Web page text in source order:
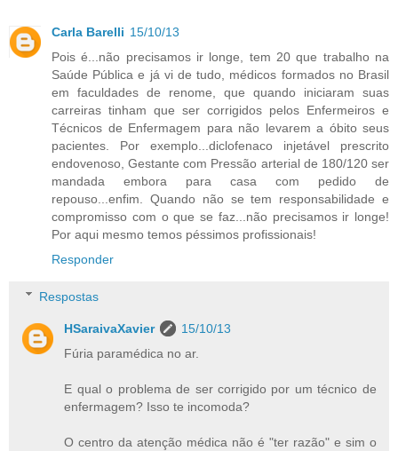
Carla Barelli 15/10/13
Pois é...não precisamos ir longe, tem 20 que trabalho na
Saúde Pública e já vi de tudo, médicos formados no Brasil
em faculdades de renome, que quando iniciaram suas
carreiras tinham que ser corrigidos pelos Enfermeiros e
Técnicos de Enfermagem para não levarem a óbito seus
pacientes. Por exemplo...diclofenaco injetável prescrito
endovenoso, Gestante com Pressão arterial de 180/120 ser
mandada embora para casa com pedido de
repouso...enfim. Quando não se tem responsabilidade e
compromisso com o que se faz...não precisamos ir longe!
Por aqui mesmo temos péssimos profissionais!
Responder
Respostas
HSaraivaXavier
15/10/13
Fúria paramédica no ar.
E qual o problema de ser corrigido por um técnico de
enfermagem? Isso te incomoda?
O centro da atenção médica não é "ter razão" e sim o